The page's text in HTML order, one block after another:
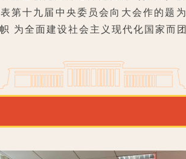
第十九届中央委员会向大会作的题
为全面建设社会主义现代化国家而